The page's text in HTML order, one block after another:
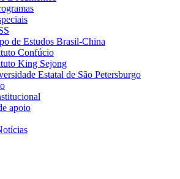
de Estudos Brasil-China
Confúcio
King Sejong
Estatal de São Petersburgo
apoio